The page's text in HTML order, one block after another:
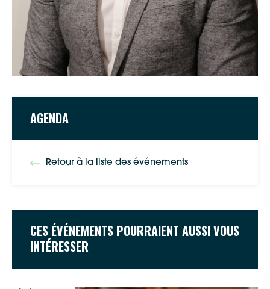
AGENDA
Retour à la liste des événements
CES ÉVÉNEMENTS POURRAIENT AUSSI VOUS
INTÉRESSER
ShareThis is disabled. Allow